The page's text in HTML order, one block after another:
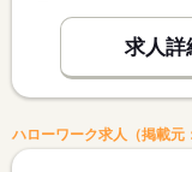
求人詳
ハローワーク求人（掲載元